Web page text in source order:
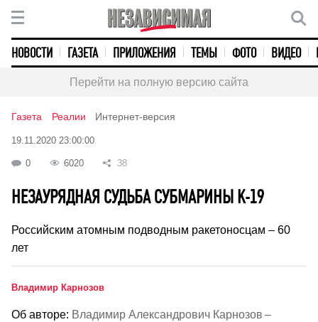
НОВОСТИ ГАЗЕТА ПРИЛОЖЕНИЯ ТЕМЫ ФОТО ВИДЕО
Перейти на полную версию сайта
Газета Реалии Интернет-версия
19.11.2020 23:00:00
0 6020 38
НЕЗАУРЯДНАЯ СУДЬБА СУБМАРИНЫ К-19
Российским атомным подводным ракетоносцам – 60
лет
Владимир Карнозов
Об авторе: Владимир Александрович Карнозов –